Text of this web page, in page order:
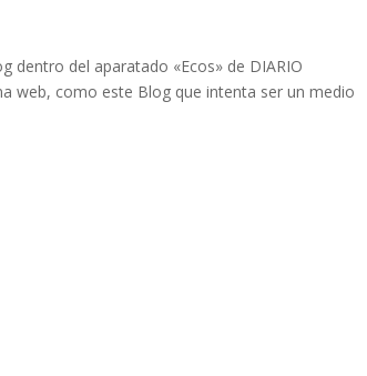
dentro del aparatado «Ecos» de DIARIO
web, como este Blog que intenta ser un medio